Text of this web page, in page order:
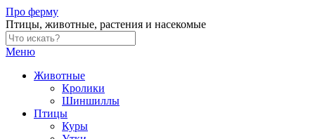
Skip
to
content
Про ферму
Птицы, животные, растения и насекомые
Меню
Животные
Кролики
Шиншиллы
Птицы
Куры